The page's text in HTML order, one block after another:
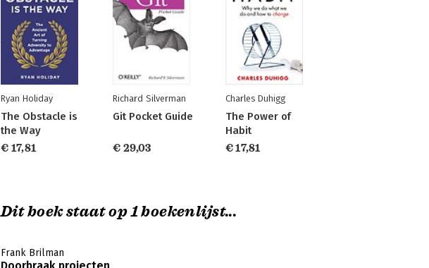
Ryan Holiday
The Obstacle is
the Way
€ 17,81
Richard Silverman
Git Pocket Guide
€ 29,03
Charles Duhigg
The Power of
Habit
€ 17,81
Dit boek staat op 1 boekenlijst...
Frank Brilman